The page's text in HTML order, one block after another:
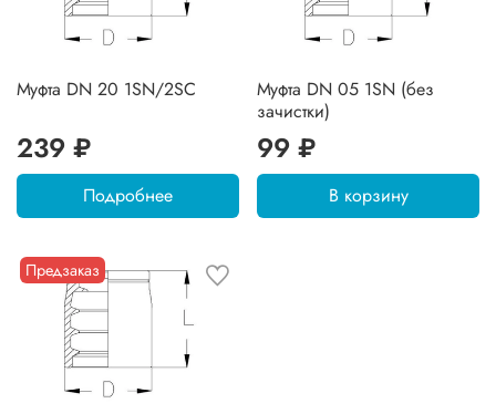
Муфта DN 20 1SN/2SC
239 ₽
Подробнее
Муфта DN 05 1SN (без
зачистки)
99 ₽
В корзину
Предзаказ